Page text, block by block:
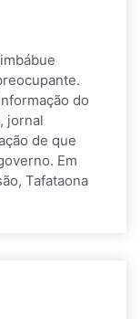
do
jornal
de que
Em
Tafataona